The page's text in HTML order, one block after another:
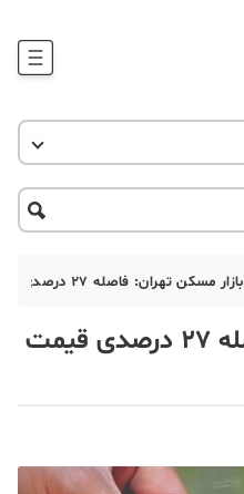
آموزش املاک
حقوقی
آکادمی
بازار مسکن تهران: فاصله ۲۷ درصدی قیمت پیشنهادی و قطعی
بازار مسکن تهران: فاصله ۲۷ درصدی قیمت